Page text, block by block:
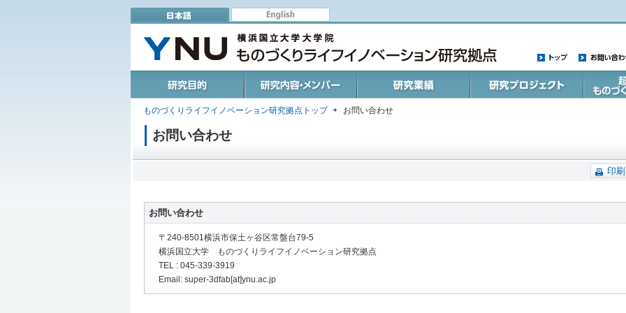
トップ お問い合わ
研究目的 研究内容・メンバー 研究業績
ものづくりライフイノベーション研究拠点トップ お問い合わせ
お問い合わせ
印刷
お問い合わせ
〒240-8501横浜市保土ヶ谷区常盤台79-5
横浜国立大学 ものづくりライフイノベーション研究拠点
TEL : 045-339-3919
Email: super-3dfab[at]ynu.ac.jp